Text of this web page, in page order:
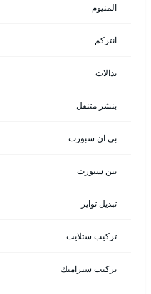
المنيوم
انتركم
بدالات
بنشر متنقل
بي ان سبورت
بين سبورت
تبديل تواير
تركيب ستلايت
تركيب سيراميك